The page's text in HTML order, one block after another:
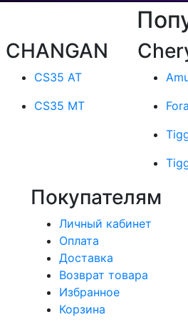
CHANGAN
CS35 AT
CS35 MT
Fora
Покупателям
Личный кабинет
Оплата
Доставка
Возврат товара
Избранное
Корзина